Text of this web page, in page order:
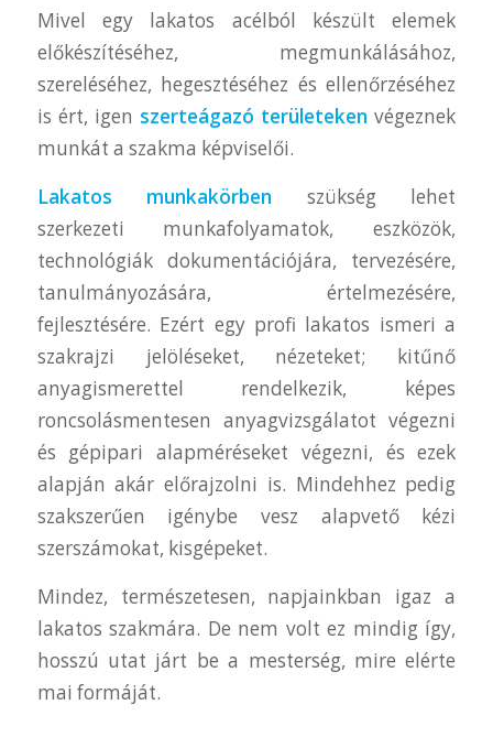
Mivel egy lakatos acélból készült elemek
előkészítéséhez, megmunkálásához,
szereléséhez, hegesztéséhez és ellenőrzéséhez
is ért, igen szerteágazó területeken végeznek
munkát a szakma képviselői.
Lakatos munkakörben szükség lehet
szerkezeti munkafolyamatok, eszközök,
technológiák dokumentációjára, tervezésére,
tanulmányozására, értelmezésére,
fejlesztésére. Ezért egy profi lakatos ismeri a
szakrajzi jelöléseket, nézeteket; kitűnő
anyagismerettel rendelkezik, képes
roncsolásmentesen anyagvizsgálatot végezni
és gépipari alapméréseket végezni, és ezek
alapján akár előrajzolni is. Mindehhez pedig
szakszerűen igénybe vesz alapvető kézi
szerszámokat, kisgépeket.
Mindez, természetesen, napjainkban igaz a
lakatos szakmára. De nem volt ez mindig így,
hosszú utat járt be a mesterség, mire elérte
mai formáját.